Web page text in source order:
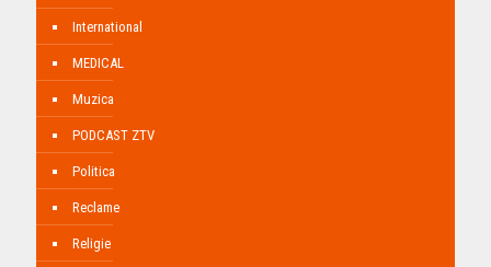
International
MEDICAL
Muzica
PODCAST ZTV
Politica
Reclame
Religie